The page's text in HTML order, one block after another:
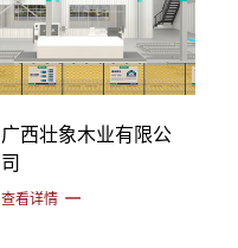
广西壮象木业有限公
司
查看详情